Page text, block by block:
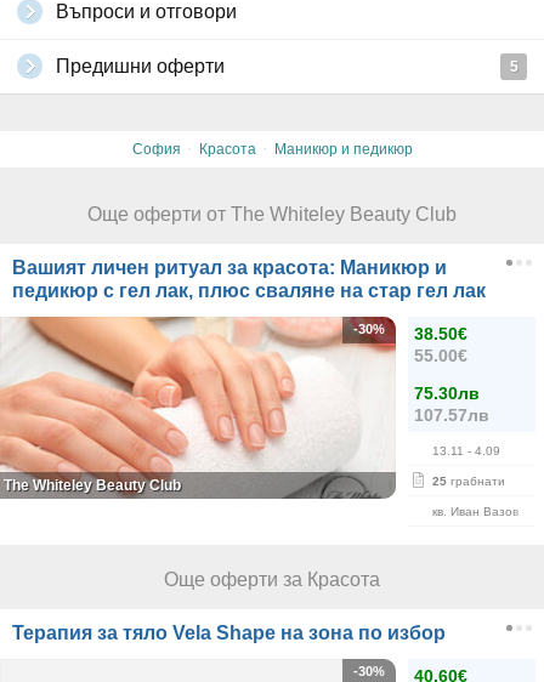
Въпроси и отговори
Предишни оферти 5
София · Красота · Маникюр и педикюр
Още оферти от The Whiteley Beauty Club
Вашият личен ритуал за красота: Маникюр и
педикюр с гел лак, плюс сваляне на стар гел лак
38.50€
55.00€
75.30лв
107.57лв
13.11 - 4.09
25 грабнати
кв. Иван Вазов
-30%
The Whiteley Beauty Club
Още оферти за Красота
Терапия за тяло Vela Shape на зона по избор
40.60€
-30%